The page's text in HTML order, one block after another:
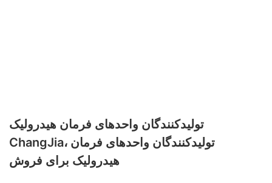
تولیدکنندگان واحدهای فرمان هیدرولیک
ChangJia، تولیدکنندگان واحدهای فرمان
هیدرولیک برای فروش